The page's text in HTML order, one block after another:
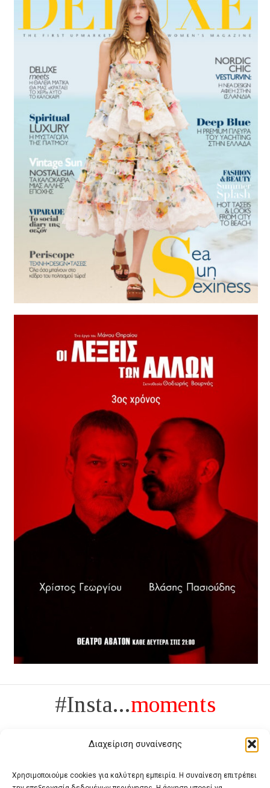
Διαχείριση συναίνεσης
Χρησιμοποιούμε cookies για καλύτερη εμπειρία. Η συναίνεση επιτρέπει
#Insta...moments